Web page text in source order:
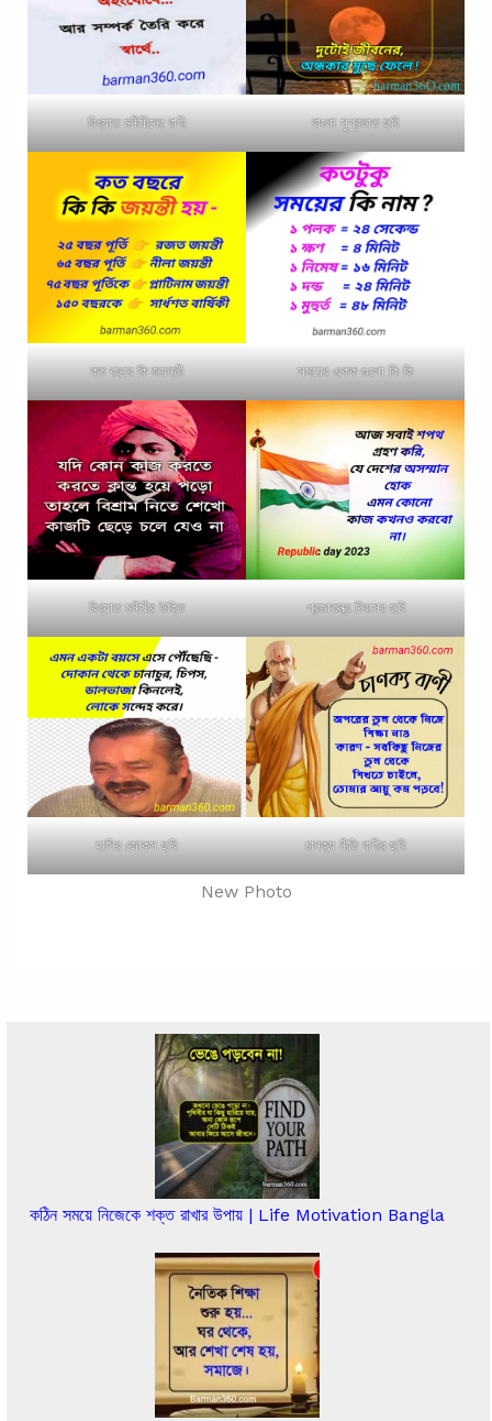
বিখ্যাত মনীষীদের বাণী বাংলা সুপ্রভাত ছবি
কত বছরে কি জয়ন্তী সময়ের একক গুলো কি কি
বিখ্যাত মনীষীর উক্তি প্রজাতন্ত্র দিবসের ছবি
হাসির জোকস ছবি চানক্য নীতি বাণীর ছবি
New Photo
কঠিন সময়ে নিজেকে শক্ত রাখার উপায় | Life Motivation Bangla